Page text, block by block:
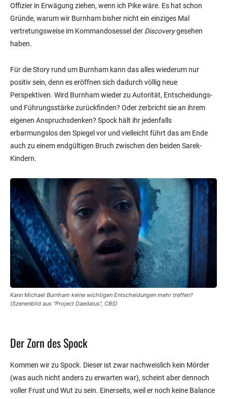
Offizier in Erwägung ziehen, wenn ich Pike wäre. Es hat schon
Gründe, warum wir Burnham bisher nicht ein einziges Mal
vertretungsweise im Kommandosessel der Discoverygesehen
haben.
Für die Story rund um Burnham kann das alles wiederum nur
positiv sein, denn es eröffnen sich dadurch völlig neue
Perspektiven. Wird Burnham wieder zu Autorität, Entscheidungs-
und Führungsstärke zurückfinden? Oder zerbricht sie an ihrem
eigenen Anspruchsdenken? Spock hält ihr jedenfalls
erbarmungslos den Spiegel vor und vielleicht führt das am Ende
auch zu einem endgültigen Bruch zwischen den beiden Sarek-
Kindern.
Kann Michael Burnham keine wichtigen Entscheidungen mehr treffen?
(Szenenbild aus “Project Daedalus”, CBS)
Der Zorn des Spock
Kommen wir zu Spock. Dieser ist zwar nachweislich kein Mörder
(was auch nicht anders zu erwarten war), scheint aber dennoch
voller Frust und Wut zu sein. Einerseits, weil er noch keine Balance